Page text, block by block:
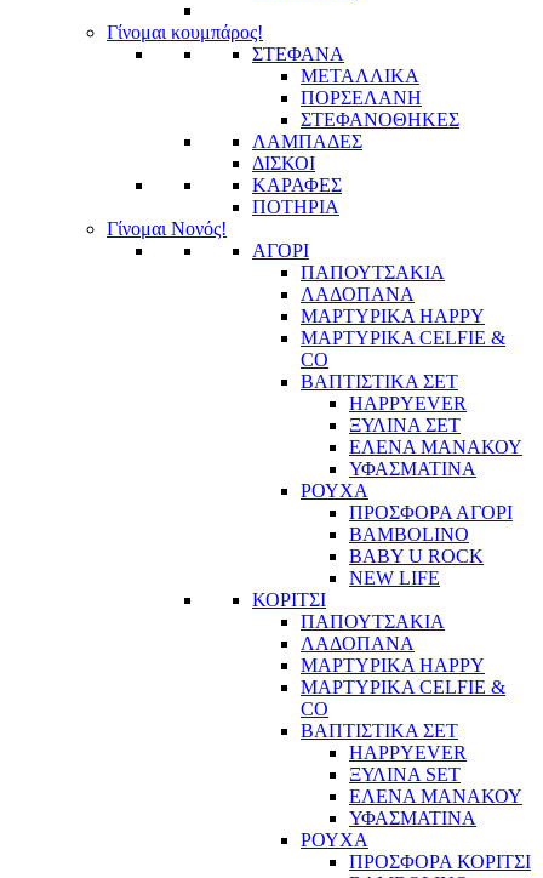
Γίνομαι κουμπάρος!
ΣΤΕΦΑΝΑ
ΜΕΤΑΛΛΙΚΑ
ΠΟΡΣΕΛΑΝΗ
ΣΤΕΦΑΝΟΘΗΚΕΣ
ΛΑΜΠΑΔΕΣ
ΔΙΣΚΟΙ
ΚΑΡΑΦΕΣ
ΠΟΤΗΡΙΑ
Γίνομαι Νονός!
ΑΓΟΡΙ
ΠΑΠΟΥΤΣΑΚΙΑ
ΛΑΔΟΠΑΝΑ
ΜΑΡΤΥΡΙΚΑ HAPPY
ΜΑΡΤΥΡΙΚΑ CELFIE &
CO
ΒΑΠΤΙΣΤΙΚΑ ΣΕΤ
HAPPYEVER
ΞΥΛΙΝΑ ΣΕΤ
ΕΛΕΝΑ ΜΑΝΑΚΟΥ
ΥΦΑΣΜΑΤΙΝΑ
ΡΟΥΧΑ
ΠΡΟΣΦΟΡΑ ΑΓΟΡΙ
BAMBOLINO
BABY U ROCK
NEW LIFE
ΚΟΡΙΤΣΙ
ΠΑΠΟΥΤΣΑΚΙΑ
ΛΑΔΟΠΑΝΑ
ΜΑΡΤΥΡΙΚΑ HAPPY
ΜΑΡΤΥΡΙΚΑ CELFIE &
CO
ΒΑΠΤΙΣΤΙΚΑ ΣΕΤ
HAPPYEVER
ΞΥΛΙΝΑ SET
ΕΛΕΝΑ ΜΑΝΑΚΟΥ
ΥΦΑΣΜΑΤΙΝΑ
ΡΟΥΧΑ
ΠΡΟΣΦΟΡΑ ΚΟΡΙΤΣΙ